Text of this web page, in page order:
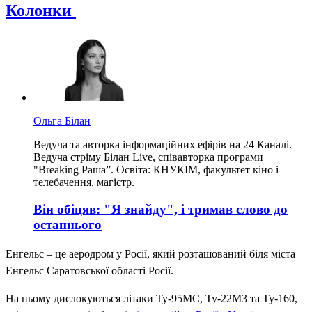
Колонки
Ольга Білан
Ведуча та авторка інформаційних ефірів на 24 Каналі.
Ведуча стріму Білан Live, співавторка програми
"Breaking Раша”. Освіта: КНУКІМ, факультет кіно і
телебачення, магістр.
Він обіцяв: "Я знайду", і тримав слово до
останнього
Енгельс – це аеродром у Росії, який розташований біля міста
Енгельс Саратовської області Росії.
На ньому дислокуються літаки Ту-95МС, Ту-22М3 та Ту-160,